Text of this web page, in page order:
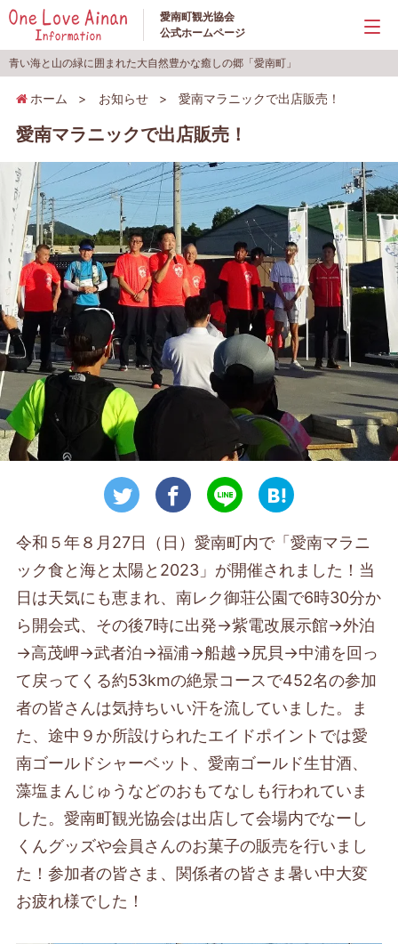
愛南町観光協会
公式ホームページ
青い海と山の緑に囲まれた大自然豊かな癒しの郷「愛南町」
ホーム > お知らせ > 愛南マラニックで出店販売！
愛南マラニックで出店販売！
令和５年８月27日（日）愛南町内で「愛南マラニ
ック食と海と太陽と2023」が開催されました！当
日は天気にも恵まれ、南レク御荘公園で6時30分か
ら開会式、その後7時に出発→紫電改展示館→外泊
→高茂岬→武者泊→福浦→船越→尻貝→中浦を回っ
て戻ってくる約53kmの絶景コースで452名の参加
者の皆さんは気持ちいい汗を流していました。ま
た、途中９か所設けられたエイドポイントでは愛
南ゴールドシャーベット、愛南ゴールド生甘酒、
藻塩まんじゅうなどのおもてなしも行われていま
した。愛南町観光協会は出店して会場内でなーし
くんグッズや会員さんのお菓子の販売を行いまし
た！参加者の皆さま、関係者の皆さま暑い中大変
お疲れ様でした！